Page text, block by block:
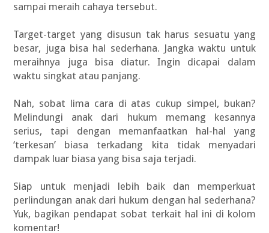
sampai meraih cahaya tersebut.
Target-target yang disusun tak harus sesuatu yang
besar, juga bisa hal sederhana. Jangka waktu untuk
meraihnya juga bisa diatur. Ingin dicapai dalam
waktu singkat atau panjang.
Nah, sobat lima cara di atas cukup simpel, bukan?
Melindungi anak dari hukum memang kesannya
serius, tapi dengan memanfaatkan hal-hal yang
‘terkesan’ biasa terkadang kita tidak menyadari
dampak luar biasa yang bisa saja terjadi.
Siap untuk menjadi lebih baik dan memperkuat
perlindungan anak dari hukum dengan hal sederhana?
Yuk, bagikan pendapat sobat terkait hal ini di kolom
komentar!